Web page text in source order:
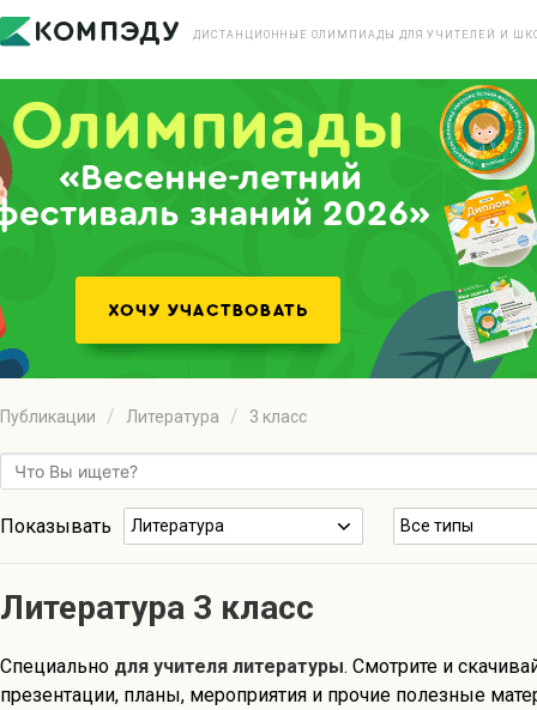
ДИСТАНЦИОННЫЕ ОЛИМПИАДЫ ДЛЯ УЧИТЕЛЕЙ И
«Весенне-летний
знаний 2026»
Публикации Литература 3 класс
Показывать Литература Все типы
Литература 3 класс
Специально для учителя литературы. Смотрите и
презентации, планы, мероприятия и прочие полезные